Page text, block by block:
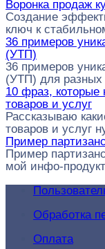
Воронка продаж
Создание
ключ к
36 примеров
(УТП)
36 примеров
(УТП) для разных
10 фраз, которые
товаров и услуг
Рассказываю
товаров и услуг
Пример
Пример
мой инфо-
Обработка
Оплата